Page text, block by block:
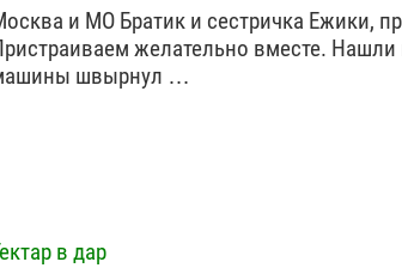
и МО Братик и сестричка Ежики,
желательно вместе. Нашли
швырнул …
в дар